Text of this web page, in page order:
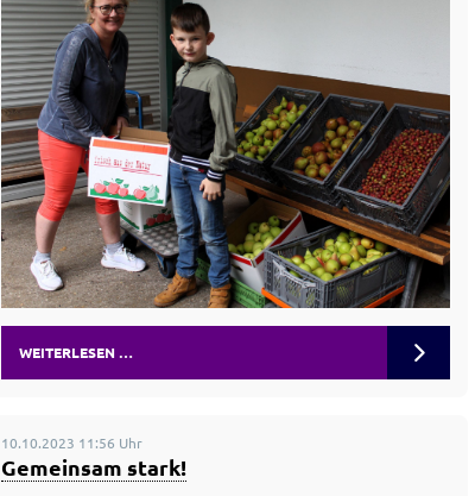
WEITERLESEN …
10.10.2023 11:56 Uhr
Gemeinsam stark!